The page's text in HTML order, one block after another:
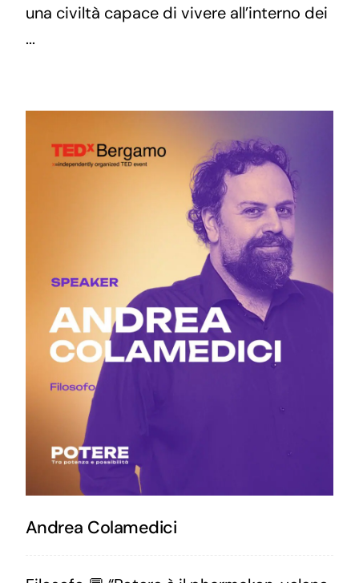
una civiltà capace di vivere all’interno dei
...
Andrea Colamedici